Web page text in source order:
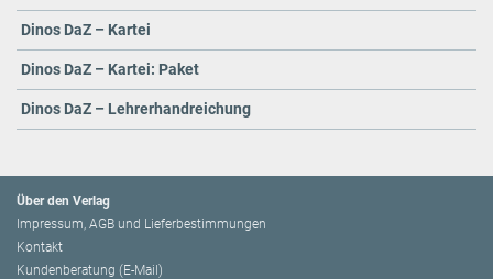
Dinos DaZ – Kartei
Dinos DaZ – Kartei: Paket
Dinos DaZ – Lehrerhandreichung
Über den Verlag
Impressum, AGB und Lieferbestimmungen
Kontakt
Kundenberatung (E-Mail)